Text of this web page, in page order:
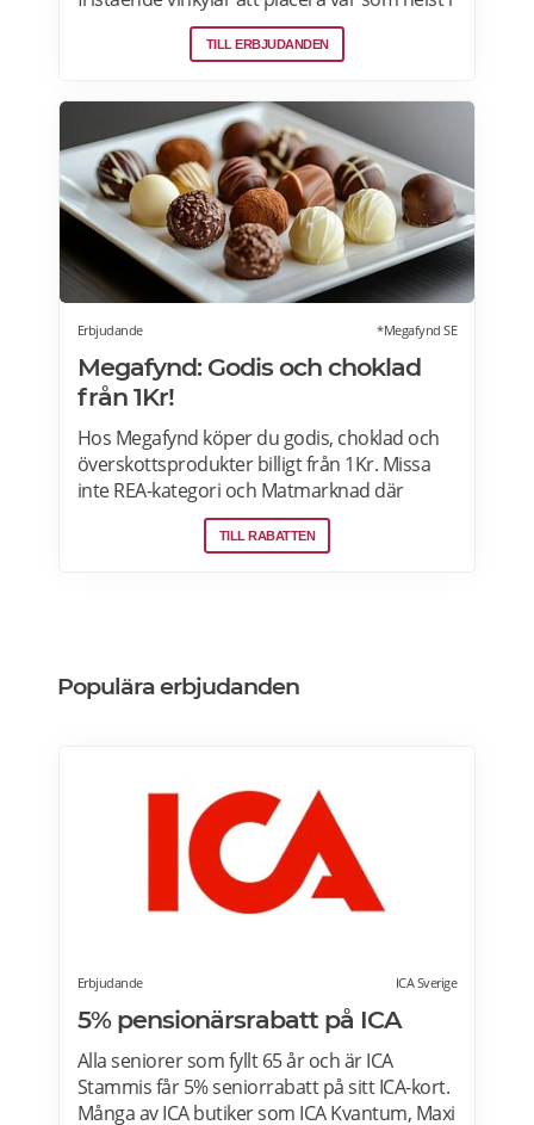
hemmet, till inbyggda eller integrerbara
vinkylar som elegant smälter in i
Designa din vinkyl i vilken färg du vill! Läs
mer>>>
TILL ERBJUDANDEN
Erbjudande *Megafynd SE
Megafynd: Godis och choklad
från 1Kr!
Hos Megafynd köper du godis, choklad och
överskottsprodukter billigt från 1Kr. Missa
inte REA-kategori och Matmarknad där
Megafynd har hundratals aktuella
erbjudanden varje dag. Läs mer om
TILL RABATTEN
Populära erbjudanden
Erbjudande ICA Sverige
5% pensionärsrabatt på ICA
Alla seniorer som fyllt 65 år och är ICA
Stammis får 5% seniorrabatt på sitt ICA-kort.
Många av ICA butiker som ICA Kvantum, Maxi